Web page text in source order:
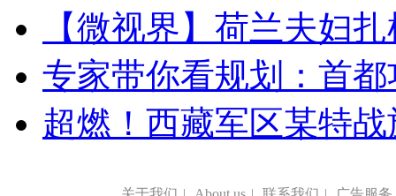
【微视界】荷兰夫妇
专家带你看规划：首
超燃！西藏军区某特